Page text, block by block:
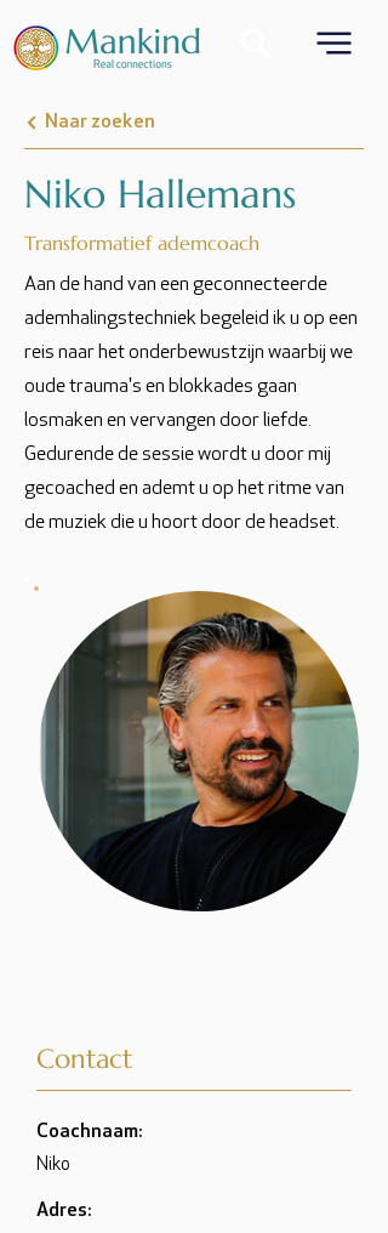
Naar zoeken
Niko Hallemans
Transformatief ademcoach
Aan de hand van een geconnecteerde
ademhalingstechniek begeleid ik u op een
reis naar het onderbewustzijn waarbij we
oude trauma's en blokkades gaan
losmaken en vervangen door liefde.
Gedurende de sessie wordt u door mij
gecoached en ademt u op het ritme van
de muziek die u hoort door de headset.
Contact
Coachnaam:
Niko
Adres: